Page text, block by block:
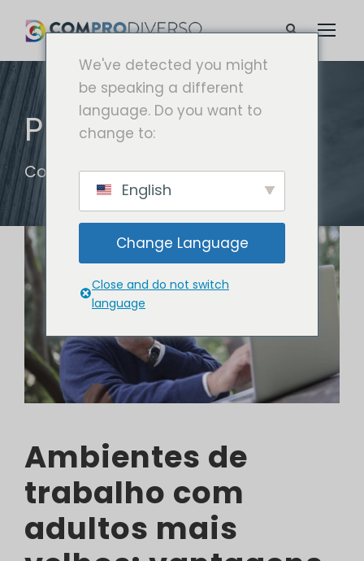
POR
ComproDiverso
Ambientes de
trabalho com
adultos mais
We've detected you might
be speaking a different
language. Do you want to
change to:
English
Change Language
Close and do not switch
language